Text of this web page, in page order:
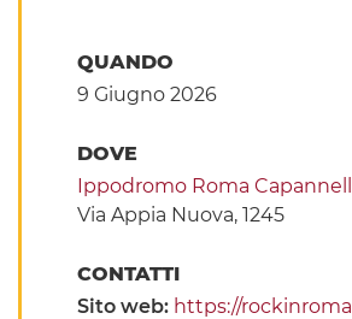
QUANDO
9 Giugno 2026
DOVE
Ippodromo Roma
Via Appia Nuova, 1245
CONTATTI
Sito web: https://